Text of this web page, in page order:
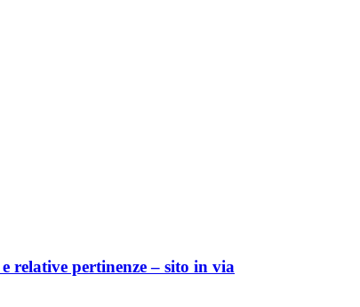
relative pertinenze – sito in via